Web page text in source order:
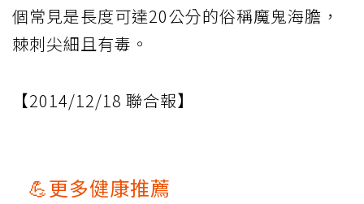
個常見是長度可達20公分的俗稱魔鬼海膽，
棘刺尖細且有毒。
【2014/12/18 聯合報】
💪更多健康推薦